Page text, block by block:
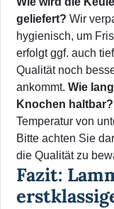
geliefert? Wir
hygienisch, um
erfolgt ggf. auch
Qualität noch
ankommt. Wie
Knochen haltbar?
Temperatur von
Bitte achten Sie
die Qualität zu
Fazit: